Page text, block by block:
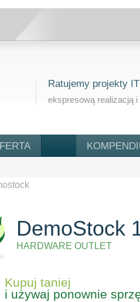
Ratujemy projekty IT
ekspresową realizacją i
DemoStock
HARDWARE OUTLET
Kupuj taniej
i używaj ponownie